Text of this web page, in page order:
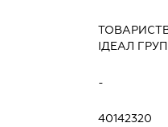
ІДЕАЛ
-
40142320